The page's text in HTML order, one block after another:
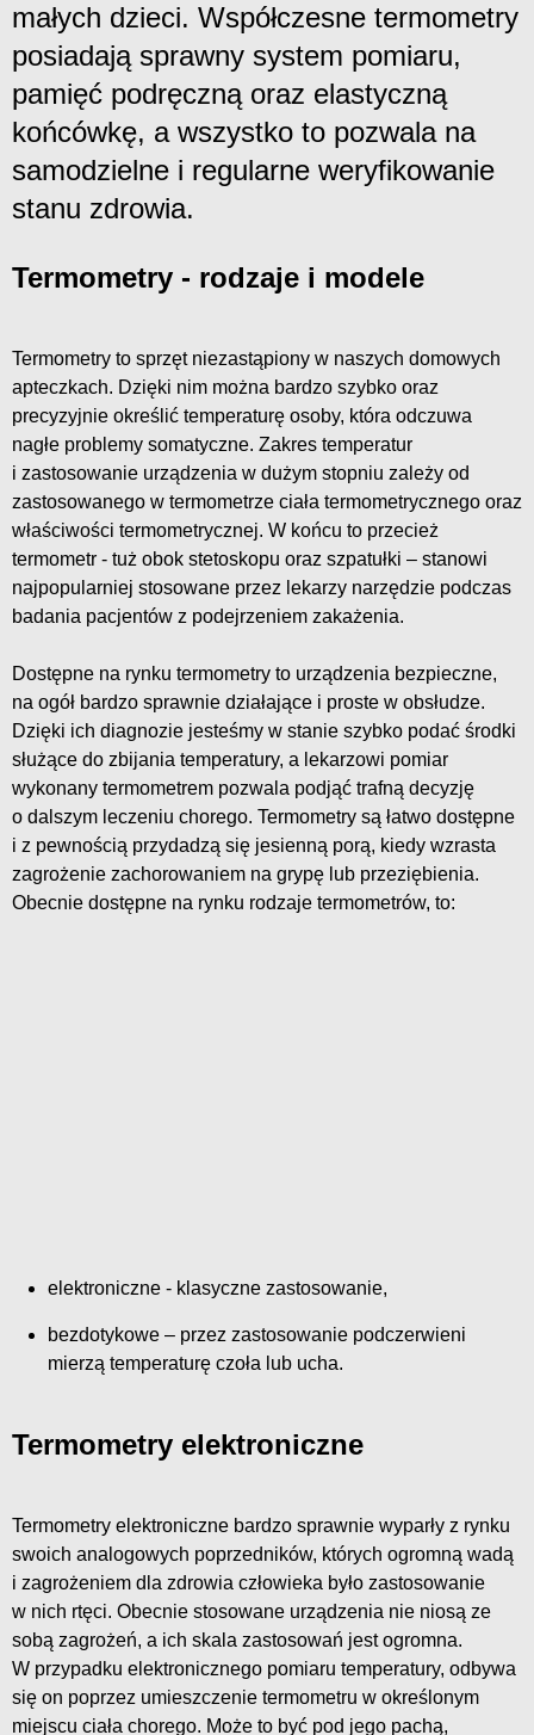
małych dzieci. Współczesne termometry
posiadają sprawny system pomiaru,
pamięć podręczną oraz elastyczną
końcówkę, a wszystko to pozwala na
samodzielne i regularne weryfikowanie
stanu zdrowia.
Termometry - rodzaje i modele
Termometry to sprzęt niezastąpiony w naszych domowych
apteczkach. Dzięki nim można bardzo szybko oraz
precyzyjnie określić temperaturę osoby, która odczuwa
nagłe problemy somatyczne. Zakres temperatur
i zastosowanie urządzenia w dużym stopniu zależy od
zastosowanego w termometrze ciała termometrycznego oraz
właściwości termometrycznej. W końcu to przecież
termometr - tuż obok stetoskopu oraz szpatułki – stanowi
najpopularniej stosowane przez lekarzy narzędzie podczas
badania pacjentów z podejrzeniem zakażenia.
Dostępne na rynku termometry to urządzenia bezpieczne,
na ogół bardzo sprawnie działające i proste w obsłudze.
Dzięki ich diagnozie jesteśmy w stanie szybko podać środki
służące do zbijania temperatury, a lekarzowi pomiar
wykonany termometrem pozwala podjąć trafną decyzję
o dalszym leczeniu chorego. Termometry są łatwo dostępne
i z pewnością przydadzą się jesienną porą, kiedy wzrasta
zagrożenie zachorowaniem na grypę lub przeziębienia.
Obecnie dostępne na rynku rodzaje termometrów, to:
elektroniczne - klasyczne zastosowanie,
bezdotykowe – przez zastosowanie podczerwieni
mierzą temperaturę czoła lub ucha.
Termometry elektroniczne
Termometry elektroniczne bardzo sprawnie wyparły z rynku
swoich analogowych poprzedników, których ogromną wadą
i zagrożeniem dla zdrowia człowieka było zastosowanie
w nich rtęci. Obecnie stosowane urządzenia nie niosą ze
sobą zagrożeń, a ich skala zastosowań jest ogromna.
W przypadku elektronicznego pomiaru temperatury, odbywa
się on poprzez umieszczenie termometru w określonym
miejscu ciała chorego. Może to być pod jego pachą,